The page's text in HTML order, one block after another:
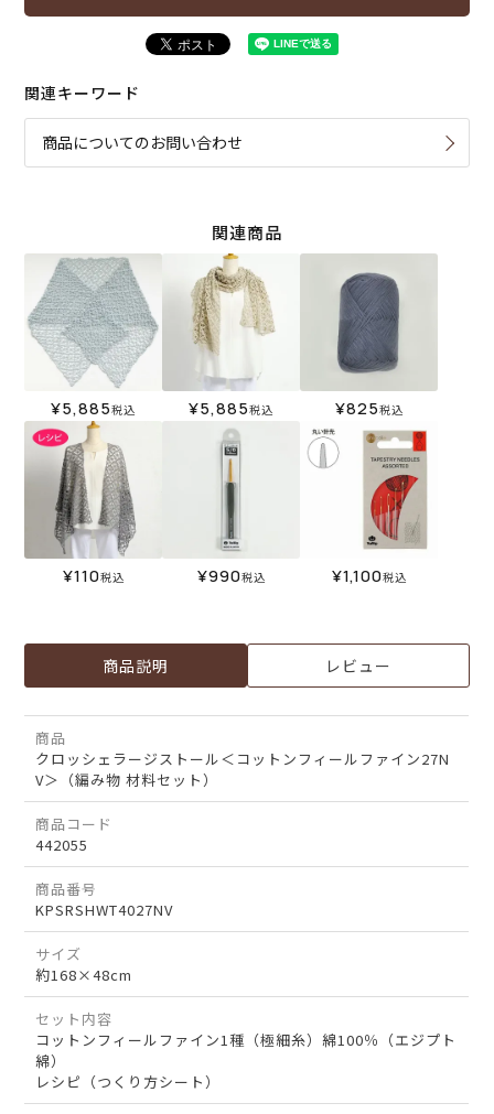
関連キーワード
商品についてのお問い合わせ
関連商品
¥5,885税込 ¥5,885税込 ¥825税込
¥110税込 ¥990税込 ¥1,100税込
商品説明 レビュー
商品
クロッシェラージストール＜コットンフィールファイン27N
V＞（編み物 材料セット）
商品コード
442055
商品番号
KPSRSHWT4027NV
サイズ
約168×48cm
セット内容
コットンフィールファイン1種（極細糸）綿100％（エジプト
綿）
レシピ（つくり方シート）